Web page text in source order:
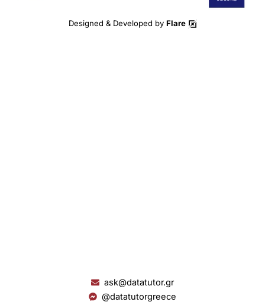
Designed & Developed by Flare
ask@datatutor.gr
@datatutorgreece